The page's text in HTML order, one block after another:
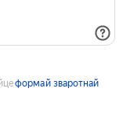
формай зваротнай